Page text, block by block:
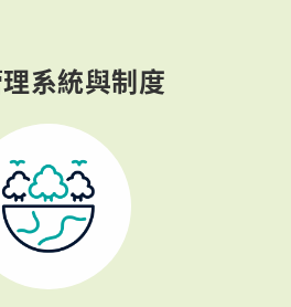
系統與制度